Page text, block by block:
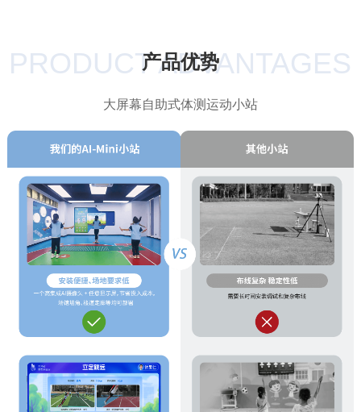
产品优势
PRODUCT ADVANTAGES
大屏幕自助式体测运动小站